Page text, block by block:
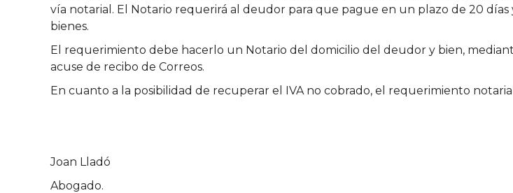
vía notarial. El Notario requerirá al deudor para que pague en un plazo de 20
bienes.
El requerimiento debe hacerlo un Notario del domicilio del deudor y bien,
acuse de recibo de Correos.
En cuanto a la posibilidad de recuperar el IVA no cobrado, el requerimiento
Joan Lladó
Abogado.